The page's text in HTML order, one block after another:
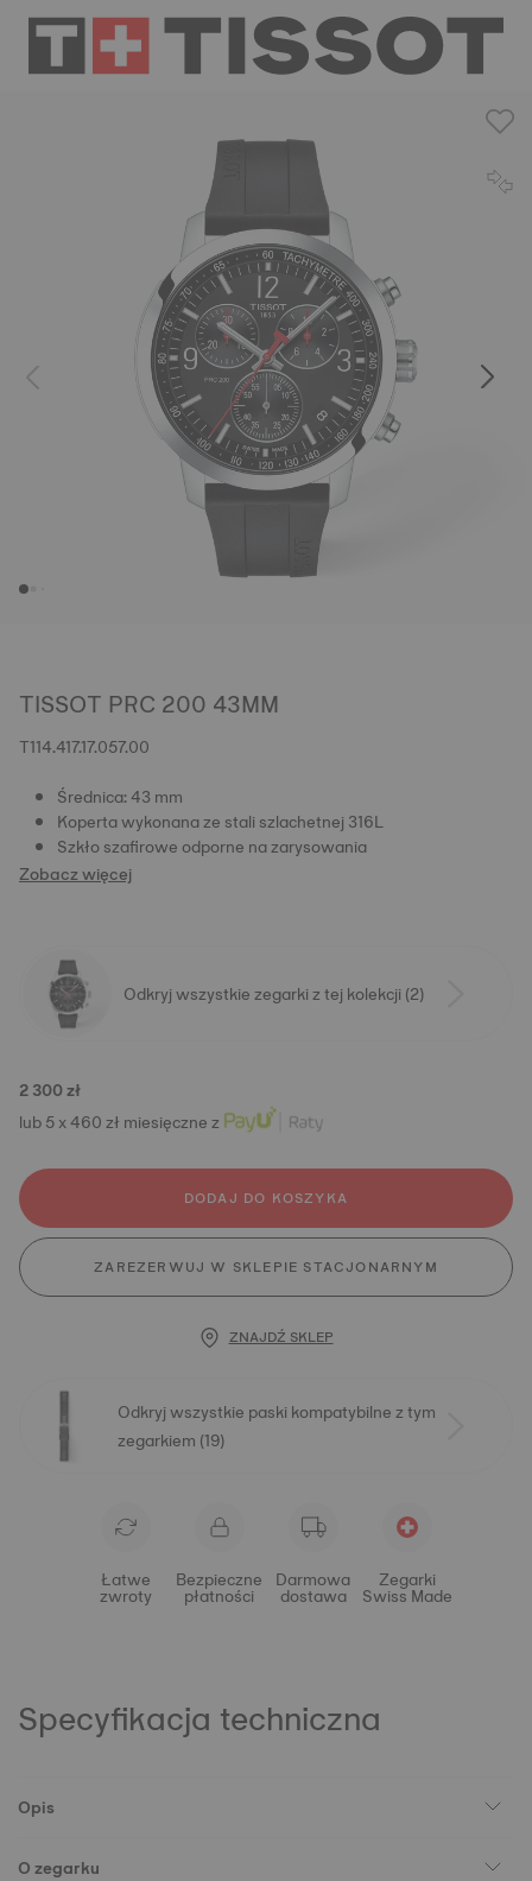
TISSOT PRC 200 43MM
T114.417.17.057.00
Średnica: 43 mm
Koperta wykonana ze stali szlachetnej 316L
Szkło szafirowe odporne na zarysowania
Zobacz więcej
Odkryj wszystkie zegarki z tej kolekcji (2)
2 300 zł
lub 5 x 460 zł miesięczne z
DODAJ DO KOSZYKA
ZAREZERWUJ W SKLEPIE STACJONARNYM
ZNAJDŹ SKLEP
Odkryj wszystkie paski kompatybilne z tym
zegarkiem (19)
Łatwe
zwroty
Bezpieczne
płatności
Darmowa
dostawa
Zegarki
Swiss Made
Specyfikacja techniczna
Opis
O zegarku